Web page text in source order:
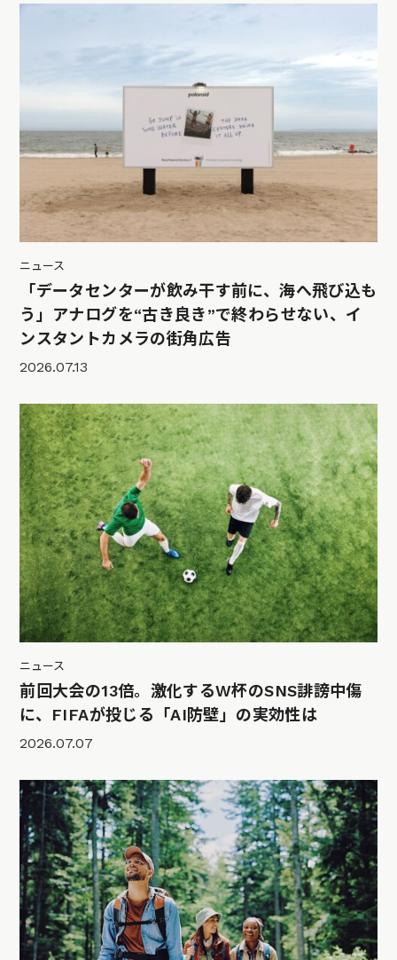
ニュース
「データセンターが飲み干す前に、海へ飛び込も
う」アナログを“古き良き”で終わらせない、イ
ンスタントカメラの街角広告
2026.07.13
ニュース
前回大会の13倍。激化するW杯のSNS誹謗中傷
に、FIFAが投じる「AI防壁」の実効性は
2026.07.07